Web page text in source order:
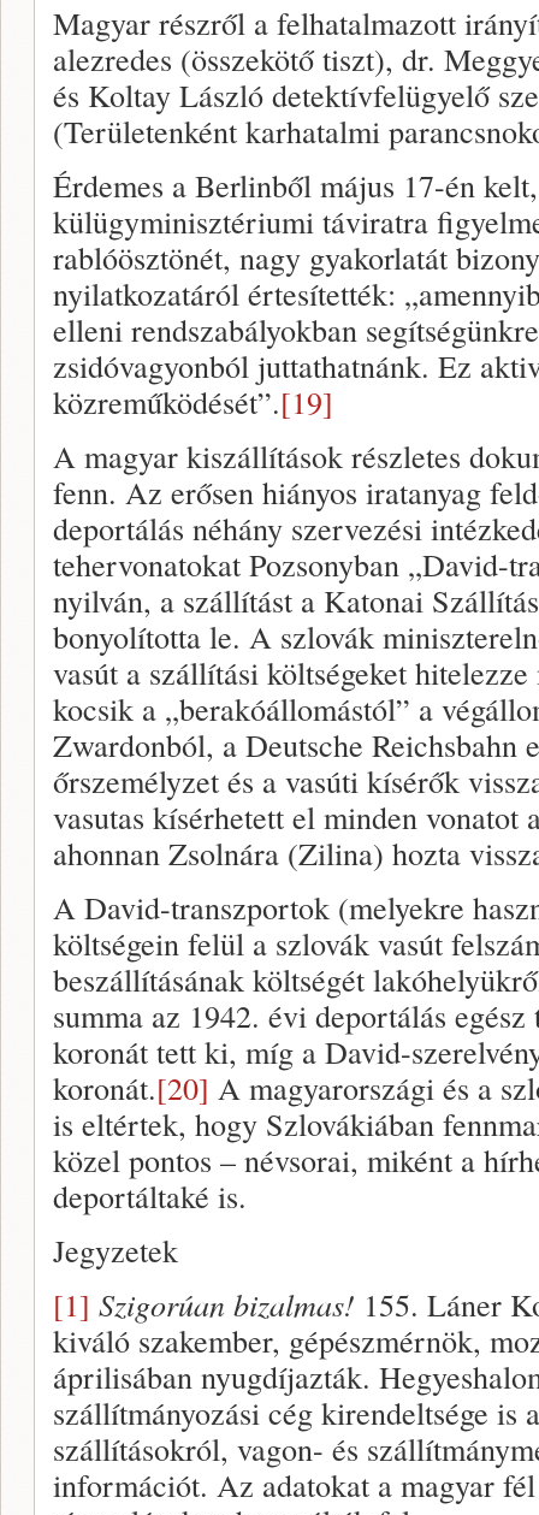
Magyar részről a felhatalmazott
alezredes (összekötő tiszt), dr.
és Koltay László detektívfelügyelő
(Területenként karhatalmi
Érdemes a Berlinből május 17-én
külügyminisztériumi táviratra
rablóösztönét, nagy gyakorlatát
nyilatkozatáról értesítették:
elleni rendszabályokban
zsidóvagyonból juttathatnánk. Ez
közreműködését”.[19]
A magyar kiszállítások részletes
fenn. Az erősen hiányos iratanyag
deportálás néhány szervezési
tehervonatokat Pozsonyban „David-
nyilván, a szállítást a Katonai
bonyolította le. A szlovák
vasút a szállítási költségeket
kocsik a „berakóállomástól” a
Zwardonból, a Deutsche Reichsbahn
őrszemélyzet és a vasúti kísérők
vasutas kísérhetett el minden vonatot
ahonnan Zsolnára (Zilina) hozta
A David-transzportok (melyekre
költségein felül a szlovák vasút
beszállításának költségét
summa az 1942. évi deportálás
koronát tett ki, míg a David-
koronát.[20] A magyarországi és a
is eltértek, hogy Szlovákiában
közel pontos – névsorai, miként a
deportáltaké is.
Jegyzetek
[1] Szigorúan bizalmas! 155. Láner
kiváló szakember, gépészmérnök,
áprilisában nyugdíjazták.
szállítmányozási cég kirendeltsége is
szállításokról, vagon- és
információt. Az adatokat a magyar